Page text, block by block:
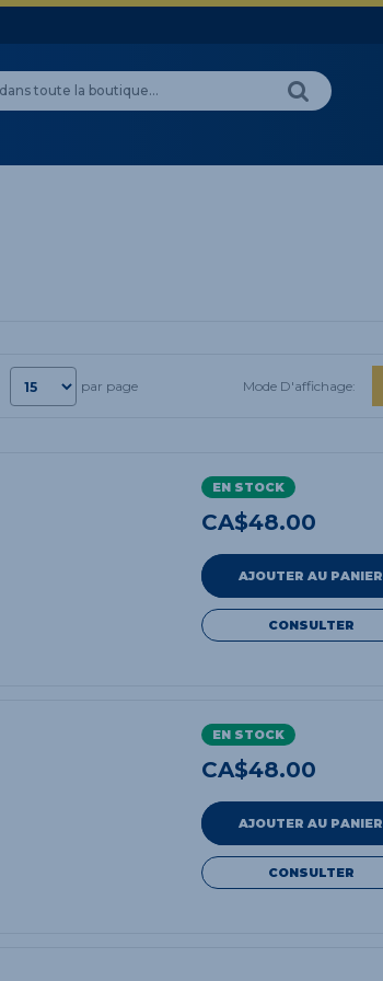
par page Mode D'affichage:
EN STOCK
CA$48.00
AJOUTER AU PANIER
CONSULTER
EN STOCK
CA$48.00
AJOUTER AU PANIER
CONSULTER